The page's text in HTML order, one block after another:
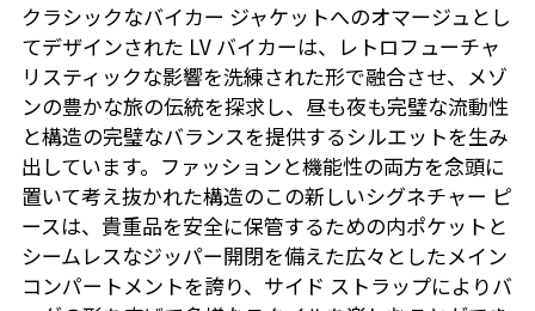
クラシックなバイカー ジャケットへのオマージュとし
てデザインされた LV バイカーは、レトロフューチャ
リスティックな影響を洗練された形で融合させ、メゾ
ンの豊かな旅の伝統を探求し、昼も夜も完璧な流動性
と構造の完璧なバランスを提供するシルエットを生み
出しています。ファッションと機能性の両方を念頭に
置いて考え抜かれた構造のこの新しいシグネチャー ピ
ースは、貴重品を安全に保管するための内ポケットと
シームレスなジッパー開閉を備えた広々としたメイン
コンパートメントを誇り、サイド ストラップによりバ